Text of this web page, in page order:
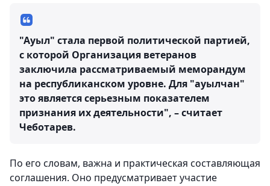
"Ауыл" стала первой политической партией,
с которой Организация ветеранов
заключила рассматриваемый меморандум
на республиканском уровне. Для "ауылчан"
это является серьезным показателем
признания их деятельности", – считает
Чеботарев.
По его словам, важна и практическая составляющая
соглашения. Оно предусматривает участие